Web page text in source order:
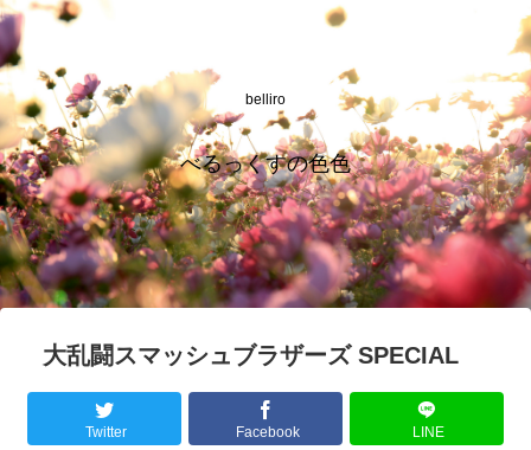
belliro
べるっくすの色色
大乱闘スマッシュブラザーズ SPECIAL
Twitter Facebook LINE